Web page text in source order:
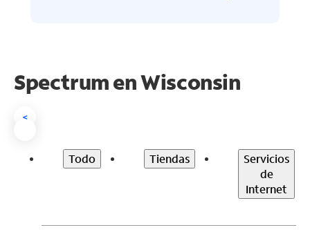
Spectrum enWisconsin
<
Todo Tiendas
Servicios
de
Internet